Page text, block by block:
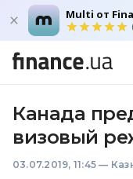
Multi от
Канада
визовый
03.07.2019, 11:45 —